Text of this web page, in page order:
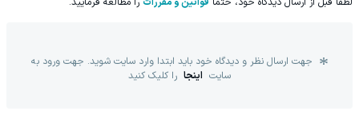
جهت ارسال نظر و دیدگاه خود باید ابتدا وارد سایت شوید. جهت ورود به
سایت اینجا را کلیک کنید